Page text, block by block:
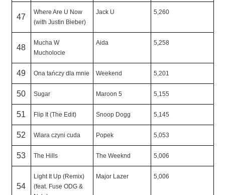
47
Where Are U Now
(with Justin Bieber)
Jack U 5,260
48
Mucha W
Mucholocie
Aida 5,258
49 Ona tańczy dla mnie Weekend 5,201
50 Sugar Maroon 5 5,155
51 Flip It (The Edit) Snoop Dogg 5,145
52 Wiara czyni cuda Popek 5,053
53 The Hills The Weeknd 5,006
54
Light It Up (Remix)
(feat. Fuse ODG &
Major Lazer 5,006